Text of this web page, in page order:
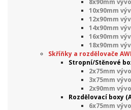
10x90mm
12x90mm
14x90mm
16x90mm
18x90mm
Skříňky a rozdělovače
Stropní/Stěnové
2x75mm
3x75mm
2x90mm
Rozdělovací boxy
6x75mm